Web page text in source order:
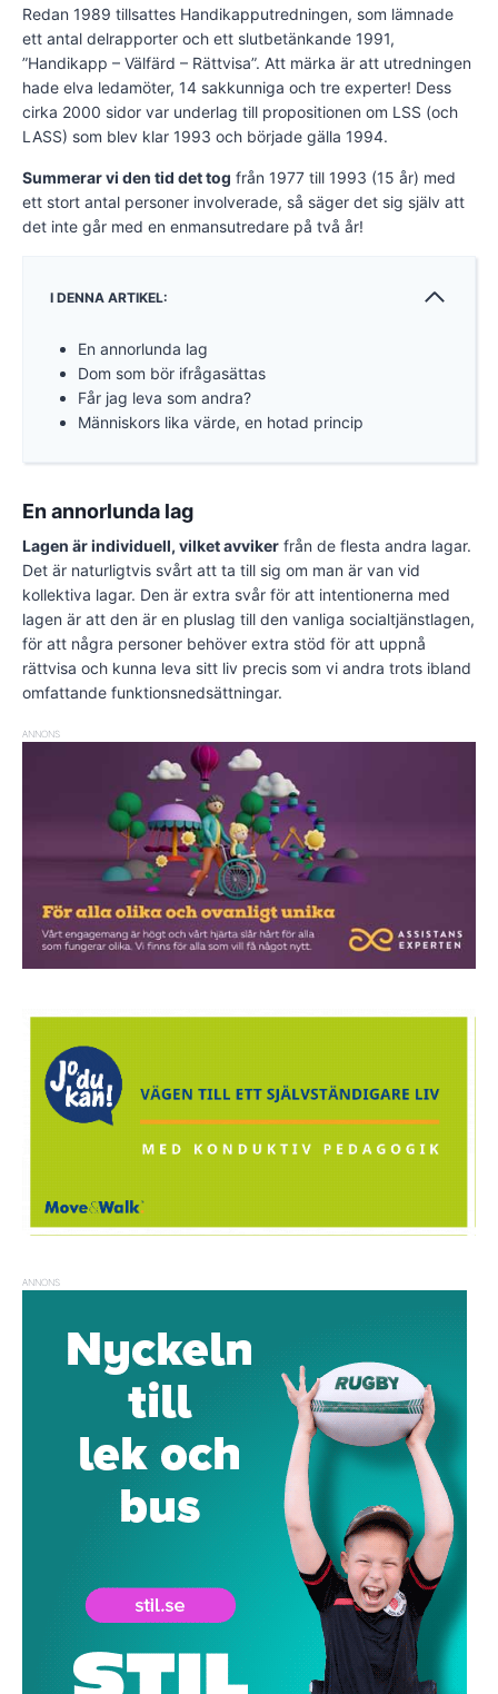
Redan 1989 tillsattes Handikapputredningen, som lämnade
ett antal delrapporter och ett slutbetänkande 1991,
”Handikapp – Välfärd – Rättvisa”. Att märka är att utredningen
hade elva ledamöter, 14 sakkunniga och tre experter! Dess
cirka 2000 sidor var underlag till propositionen om LSS (och
LASS) som blev klar 1993 och började gälla 1994.
Summerar vi den tid det tog från 1977 till 1993 (15 år) med
ett stort antal personer involverade, så säger det sig själv att
det inte går med en enmansutredare på två år!
I DENNA ARTIKEL:
En annorlunda lag
Dom som bör ifrågasättas
Får jag leva som andra?
Människors lika värde, en hotad princip
En annorlunda lag
Lagen är individuell, vilket avviker från de flesta andra lagar.
Det är naturligtvis svårt att ta till sig om man är van vid
kollektiva lagar. Den är extra svår för att intentionerna med
lagen är att den är en pluslag till den vanliga socialtjänstlagen,
för att några personer behöver extra stöd för att uppnå
rättvisa och kunna leva sitt liv precis som vi andra trots ibland
omfattande funktionsnedsättningar.
ANNONS
ANNONS